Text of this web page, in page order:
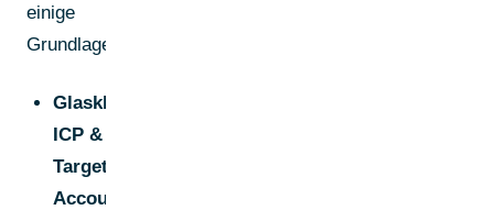
einige
Grundlagen:
Glasklares
ICP &
Target
Account